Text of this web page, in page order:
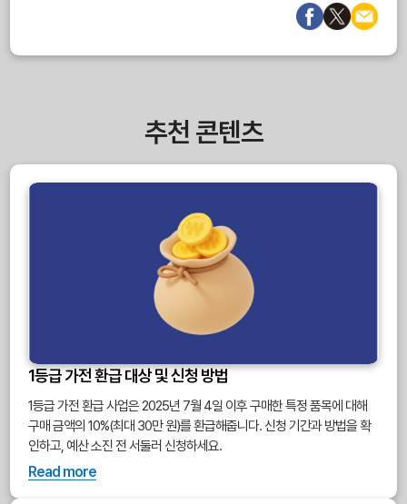
추천 콘텐츠
1등급 가전 환급 대상 및 신청 방법
1등급 가전 환급 사업은 2025년 7월 4일 이후 구매한 특정 품목에 대해
구매 금액의 10%(최대 30만 원)를 환급해줍니다. 신청 기간과 방법을 확
인하고, 예산 소진 전 서둘러 신청하세요.
Read more